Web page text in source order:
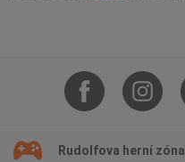
Rudolfova herní zóna